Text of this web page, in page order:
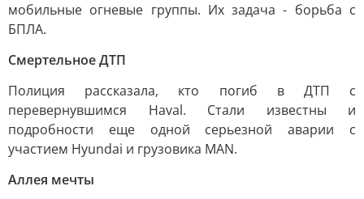
мобильные огневые группы. Их задача - борьба с
БПЛА.
Смертельное ДТП
Полиция рассказала, кто погиб в ДТП с
перевернувшимся Haval. Стали известны и
подробности еще одной серьезной аварии с
участием Hyundai и грузовика MAN.
Аллея мечты